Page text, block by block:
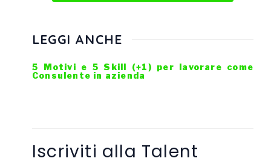
LEGGI ANCHE
5 Motivi e 5 Skill (+1) per lavorare come
Consulente in azienda
Iscriviti alla Talent